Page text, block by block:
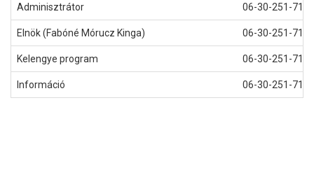
Adminisztrátor 06-30-251-71-
Elnök (Fabóné Mórucz Kinga) 06-30-251-71-
Kelengye program 06-30-251-71-
Információ 06-30-251-71-